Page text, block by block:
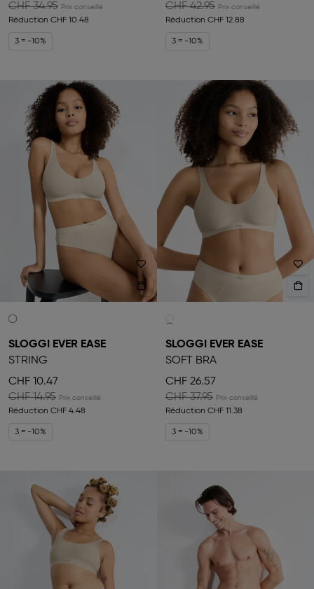
CHF 34.95
Réduction CHF 10.48
3 = -10%
CHF 42.95
Réduction CHF 12.88
3 = -10%
SLOGGI EVER EASE
STRING
CHF 10.47
CHF 14.95
Réduction CHF 4.48
3 = -10%
SLOGGI EVER EASE
SOFT BRA
CHF 26.57
CHF 37.95
Réduction CHF 11.38
3 = -10%